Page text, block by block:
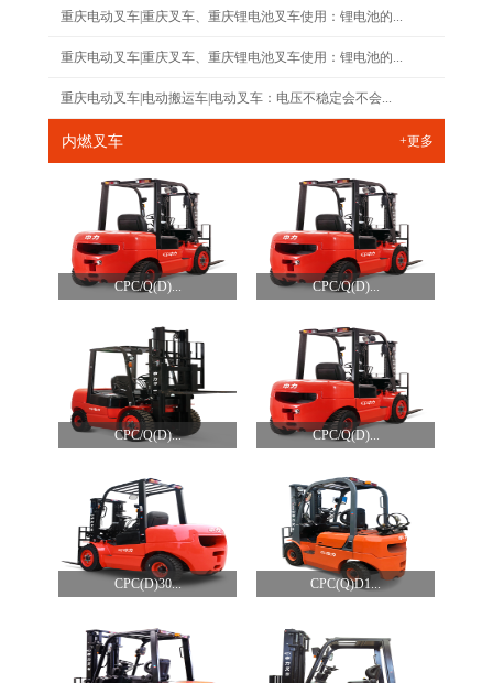
重庆电动叉车|重庆叉车、重庆锂电池叉车使用：锂电池的...
重庆电动叉车|重庆叉车、重庆锂电池叉车使用：锂电池的...
重庆电动叉车|电动搬运车|电动叉车：电压不稳定会不会...
内燃叉车 +更多
CPC/Q(D)... CPC/Q(D)...
CPC/Q(D)... CPC/Q(D)...
CPC(D)30... CPC(Q)D1...